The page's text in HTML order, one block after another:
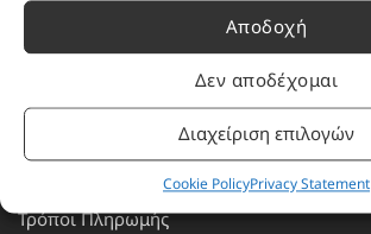
Αποδοχή
Δεν αποδέχομαι
Διαχείριση επιλογών
Cookie PolicyPrivacy Statement
Πληροφορίες
Εταιρεία
Πρόγραμμα Ανταμοιβής
Τρόποι Πληρωμής